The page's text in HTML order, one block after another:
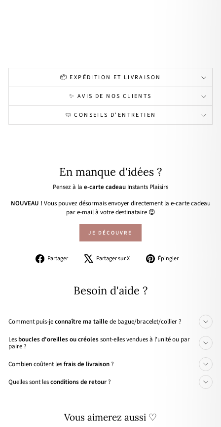
📦 EXPÉDITION ET LIVRAISON
✨ AVIS DE NOS CLIENTS
🧼 CONSEILS D'ENTRETIEN
En manque d'idées ?
Pensez à la e-carte cadeau Instants Plaisirs
NOUVEAU ! Vous pouvez désormais envoyer directement la e-carte cadeau
par e-mail à votre destinataire 😍
JE DÉCOUVRE
Partager
PartagerPartager sur X
Tweeter Épingler
Besoin d'aide ?
Comment puis-jeconnaître ma taille de bague/bracelet/collier ?
Les boucles d'oreilles ou créolessont-elles vendues à l'unité ou par
paire ?
Combien coûtent lesfrais de livraison?
Quelles sont lesconditions de retour?
Vous aimerez aussi ♡